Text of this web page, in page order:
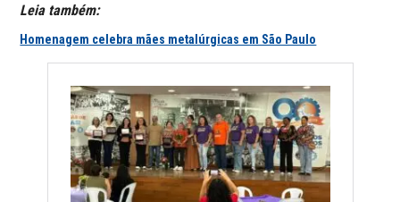
Leia também:
Homenagem celebra mães metalúrgicas em São Paulo